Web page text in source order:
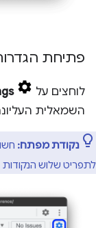
פתיחת
לוחצים על
השמאלית
נקודת מפתח:
לתפריט שלוש הנקודות